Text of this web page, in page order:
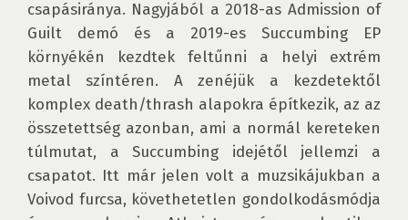
csapásiránya. Nagyjából a 2018-as Admission of
Guilt demó és a 2019-es Succumbing EP
környékén kezdtek feltűnni a helyi extrém
metal színtéren. A zenéjük a kezdetektől
komplex death/thrash alapokra építkezik, az az
összetettség azonban, ami a normál kereteken
túlmutat, a Succumbing idejétől jellemzi a
csapatot. Itt már jelen volt a muzsikájukban a
Voivod furcsa, követhetetlen gondolkodásmódja